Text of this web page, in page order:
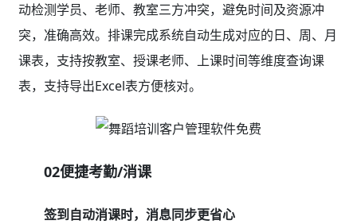
动检测学员、老师、教室三方冲突，避免时间及资源冲
突，准确高效。排课完成系统自动生成对应的日、周、月
课表，支持按教室、授课老师、上课时间等维度查询课
表，支持导出Excel表方便核对。
02便捷考勤/消课
签到自动消课时，消息同步更省心